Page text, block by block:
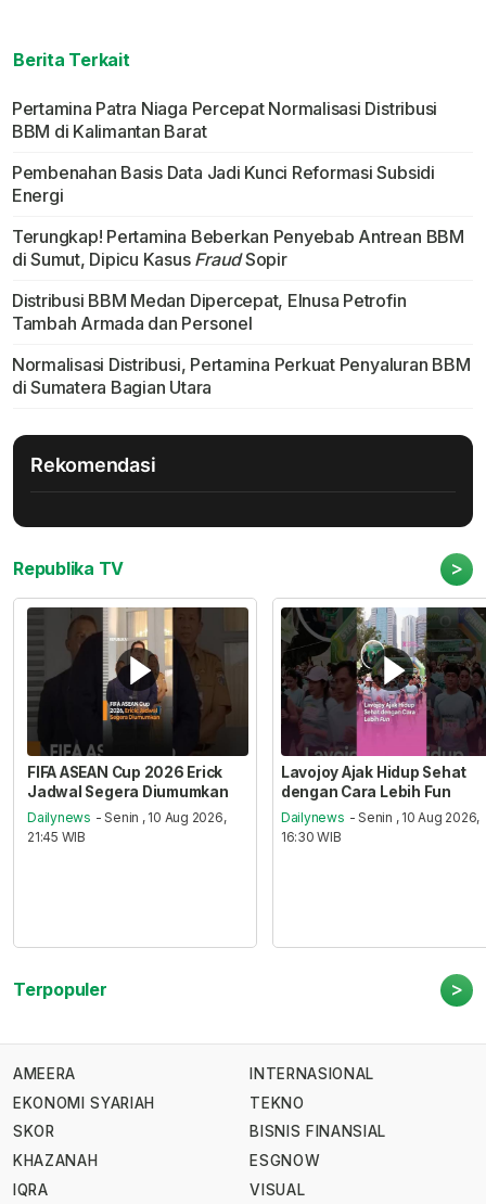
Berita Terkait
Pertamina Patra Niaga Percepat Normalisasi Distribusi
BBM di Kalimantan Barat
Pembenahan Basis Data Jadi Kunci Reformasi Subsidi
Energi
Terungkap! Pertamina Beberkan Penyebab Antrean BBM
di Sumut, Dipicu Kasus FraudSopir
Distribusi BBM Medan Dipercepat, Elnusa Petrofin
Tambah Armada dan Personel
Normalisasi Distribusi, Pertamina Perkuat Penyaluran BBM
di Sumatera Bagian Utara
Rekomendasi
Republika TV >
FIFA ASEAN Cup 2026 Erick
Jadwal Segera Diumumkan
Dailynews - Senin , 10 Aug 2026,
21:45 WIB
Lavojoy Ajak Hidup Sehat
dengan Cara Lebih Fun
Dailynews - Senin , 10 Aug 2026,
16:30 WIB
Terpopuler >
AMEERA
EKONOMI SYARIAH
SKOR
KHAZANAH
IQRA
INTERNASIONAL
TEKNO
BISNIS FINANSIAL
ESGNOW
VISUAL